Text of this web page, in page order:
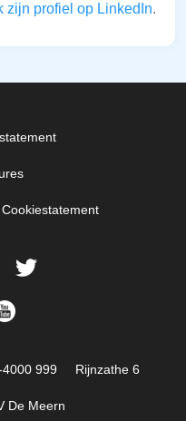
zijn profiel op LinkedIn.
Cookiestatement
4000 999 Rijnzathe 6
De Meern